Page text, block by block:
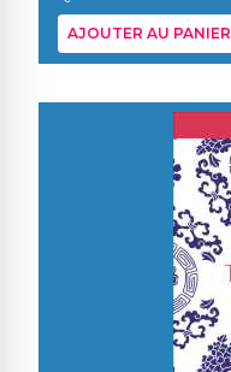
AJOUTER AU PANIER